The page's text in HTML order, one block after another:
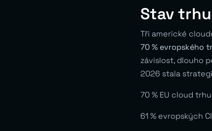
Stav
Tři americké
70 % evropského
závislost, dlouho
2026 stala
70 % EU cloud
61 % evropských